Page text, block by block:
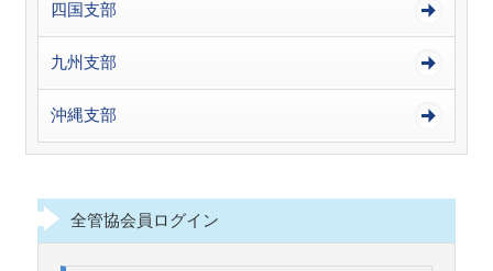
四国支部
九州支部
沖縄支部
全管協会員ログイン